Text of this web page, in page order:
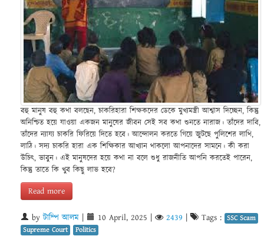
বহু মানুষ বহু কথা বলছেন, চাকরিহারা শিক্ষকদের ডেকে মুখ্যমন্ত্রী আশ্বাস দিচ্ছেন, কিন্তু
অনিশ্চিত হয়ে যাওয়া একজন মানুষের জীবন সেই সব কথা শুনতে নারাজ। তাঁদের দাবি,
তাঁদের ন্যায্য চাকরি ফিরিয়ে দিতে হবে। আন্দোলন করতে গিয়ে জুটছে পুলিশের লাথি,
লাঠি। সদ্য চাকরি হারা এক শিক্ষিকার আখ্যান থাকলো আপনাদের সামনে। কী করা
উচিৎ, ভাবুন। এই মানুষদের হয়ে কথা না বলে শুধু রাজনীতি আপনি করতেই পারেন,
কিন্তু তাতে কি খুব কিছু লাভ হবে?
Read more
byটাম্পি আলম 10 April, 2025 2439 Tags : SSC Scam
Supreme Court
Politics